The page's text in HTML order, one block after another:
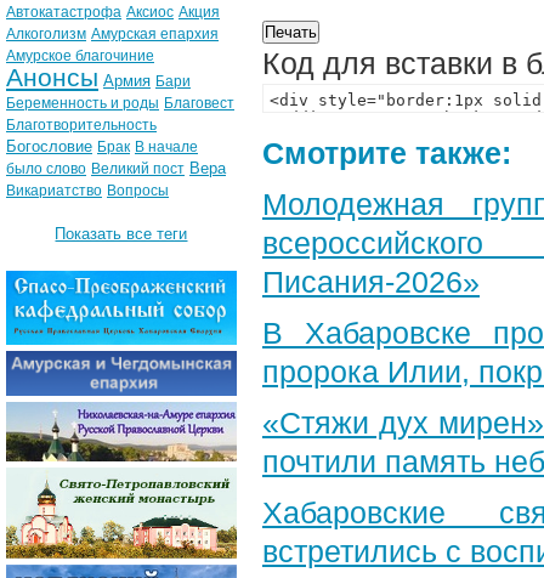
Код для вставки в
Смотрите также:
Молодежная
Писания-2026»
В Хабаровске
пророка Илии,
«Стяжи дух
почтили память
Хабаровские
встретились с
Автокатастрофа Аксиос Акция
Алкоголизм Амурская епархия
Амурское благочиние
Анонсы Армия Бари
Беременность и роды Благовест
Благотворительность
Богословие Брак В начале
было слово Великий пост Вера
Викариатство Вопросы
Показать все теги